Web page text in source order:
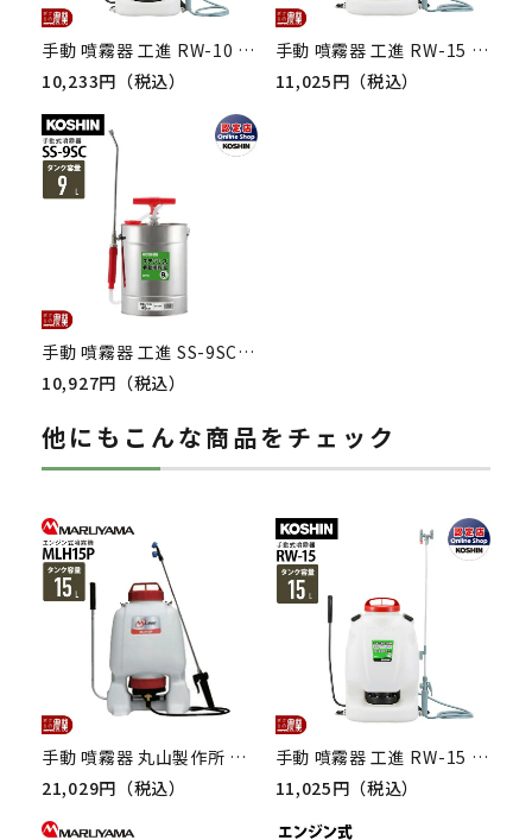
手動 噴霧器 工進 RW-10 背負い式 10Lタンク 噴霧 防除 除草
10,233円（税込）
手動 噴霧器 工進 RW-15 背負い式 15Lタンク 噴霧 防除 除草
11,025円（税込）
手動 噴霧器 工進 SS-9SC 肩掛け式 ステンレス 9Lタンク 噴霧 防除 除草
10,927円（税込）
他にもこんな商品をチェック
手動 噴霧器 丸山製作所 MLH15P 388071 背負い式 噴霧 防除 除草
21,029円（税込）
手動 噴霧器 工進 RW-15 背負い式 15Lタンク 噴霧 防除 除草
11,025円（税込）